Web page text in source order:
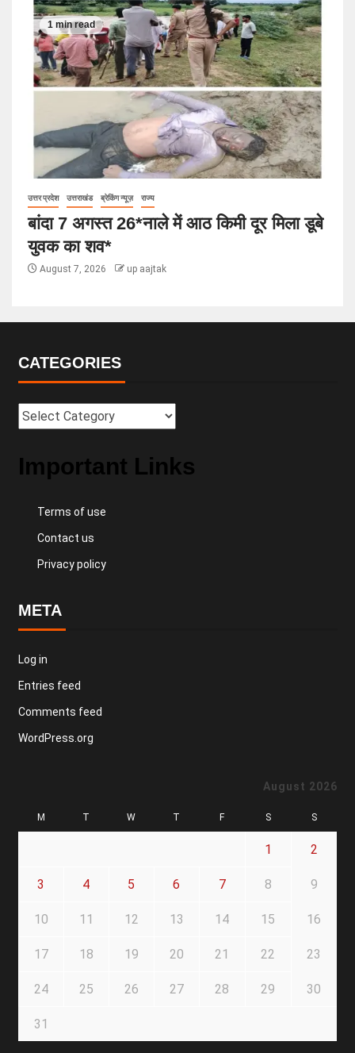
1 min read
उत्तर प्रदेश उत्तराखंड ब्रेकिंग न्यूज़ राज्य
बांदा 7 अगस्त 26*नाले में आठ किमी दूर मिला डूबे
युवक का शव*
August 7, 2026 up aajtak
CATEGORIES
Important Links
Terms of use
Contact us
Privacy policy
META
Log in
Entries feed
Comments feed
WordPress.org
August 2026
M T W T F S S
1 2
3 4 5 6 7 8 9
10 11 12 13 14 15 16
17 18 19 20 21 22 23
24 25 26 27 28 29 30
31